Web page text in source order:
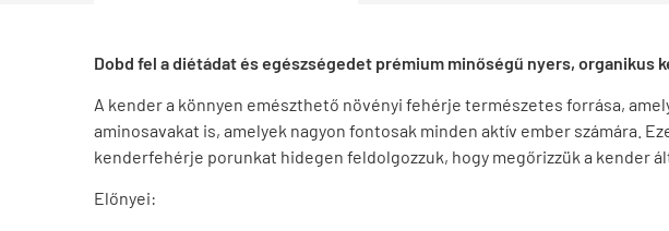
Dobd fel a diétádat és egészségedet prémium minőségű nyers, organikus
A kender a könnyen emészthető növényi fehérje természetes forrása,
aminosavakat is, amelyek nagyon fontosak minden aktív ember számára.
kenderfehérje porunkat hidegen feldolgozzuk, hogy megőrizzük a kender
Előnyei: